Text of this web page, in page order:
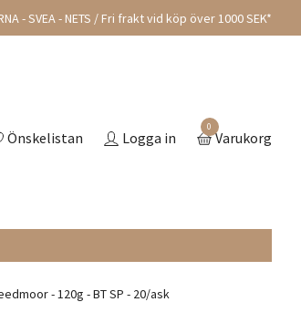
- SVEA - NETS / Fri frakt vid köp över 1000 SEK*
Önskelistan Logga in
0
Varukorg
- 120g - BT SP - 20/ask